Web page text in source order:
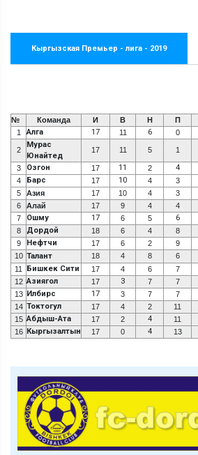
Кыргызская Премьер - лига - 2019
№ Команда И В Н П
1
Алга 17 11 6 0
2
Мурас
Юнайтед
17 11 5 1
3 Озгон 17 11 2 4
4 Барс 17 10 4 3
5 Азия 17 10 4 3
6
Алай 17 9 4 4
7
Ошму 17 6 5 6
8 Дордой 18 6 4 8
9 Нефтчи 17 6 2 9
10 Талант 18 4 8 6
11
Бишкек Сити 17 4 6 7
12 Азиягол 17 3 7 7
13 Илбирс 17 3 7 7
14 Токтогул 17 4 2 11
15 Абдыш-Ата 17 2 4 11
16 Кыргызалтын 17 0 4 13